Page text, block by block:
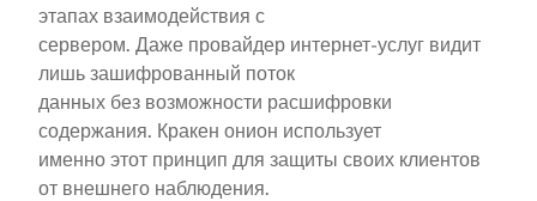
этапах взаимодействия с
сервером. Даже провайдер интернет-услуг видит
лишь зашифрованный поток
данных без возможности расшифровки
содержания. Кракен онион использует
именно этот принцип для защиты своих клиентов
от внешнего наблюдения.